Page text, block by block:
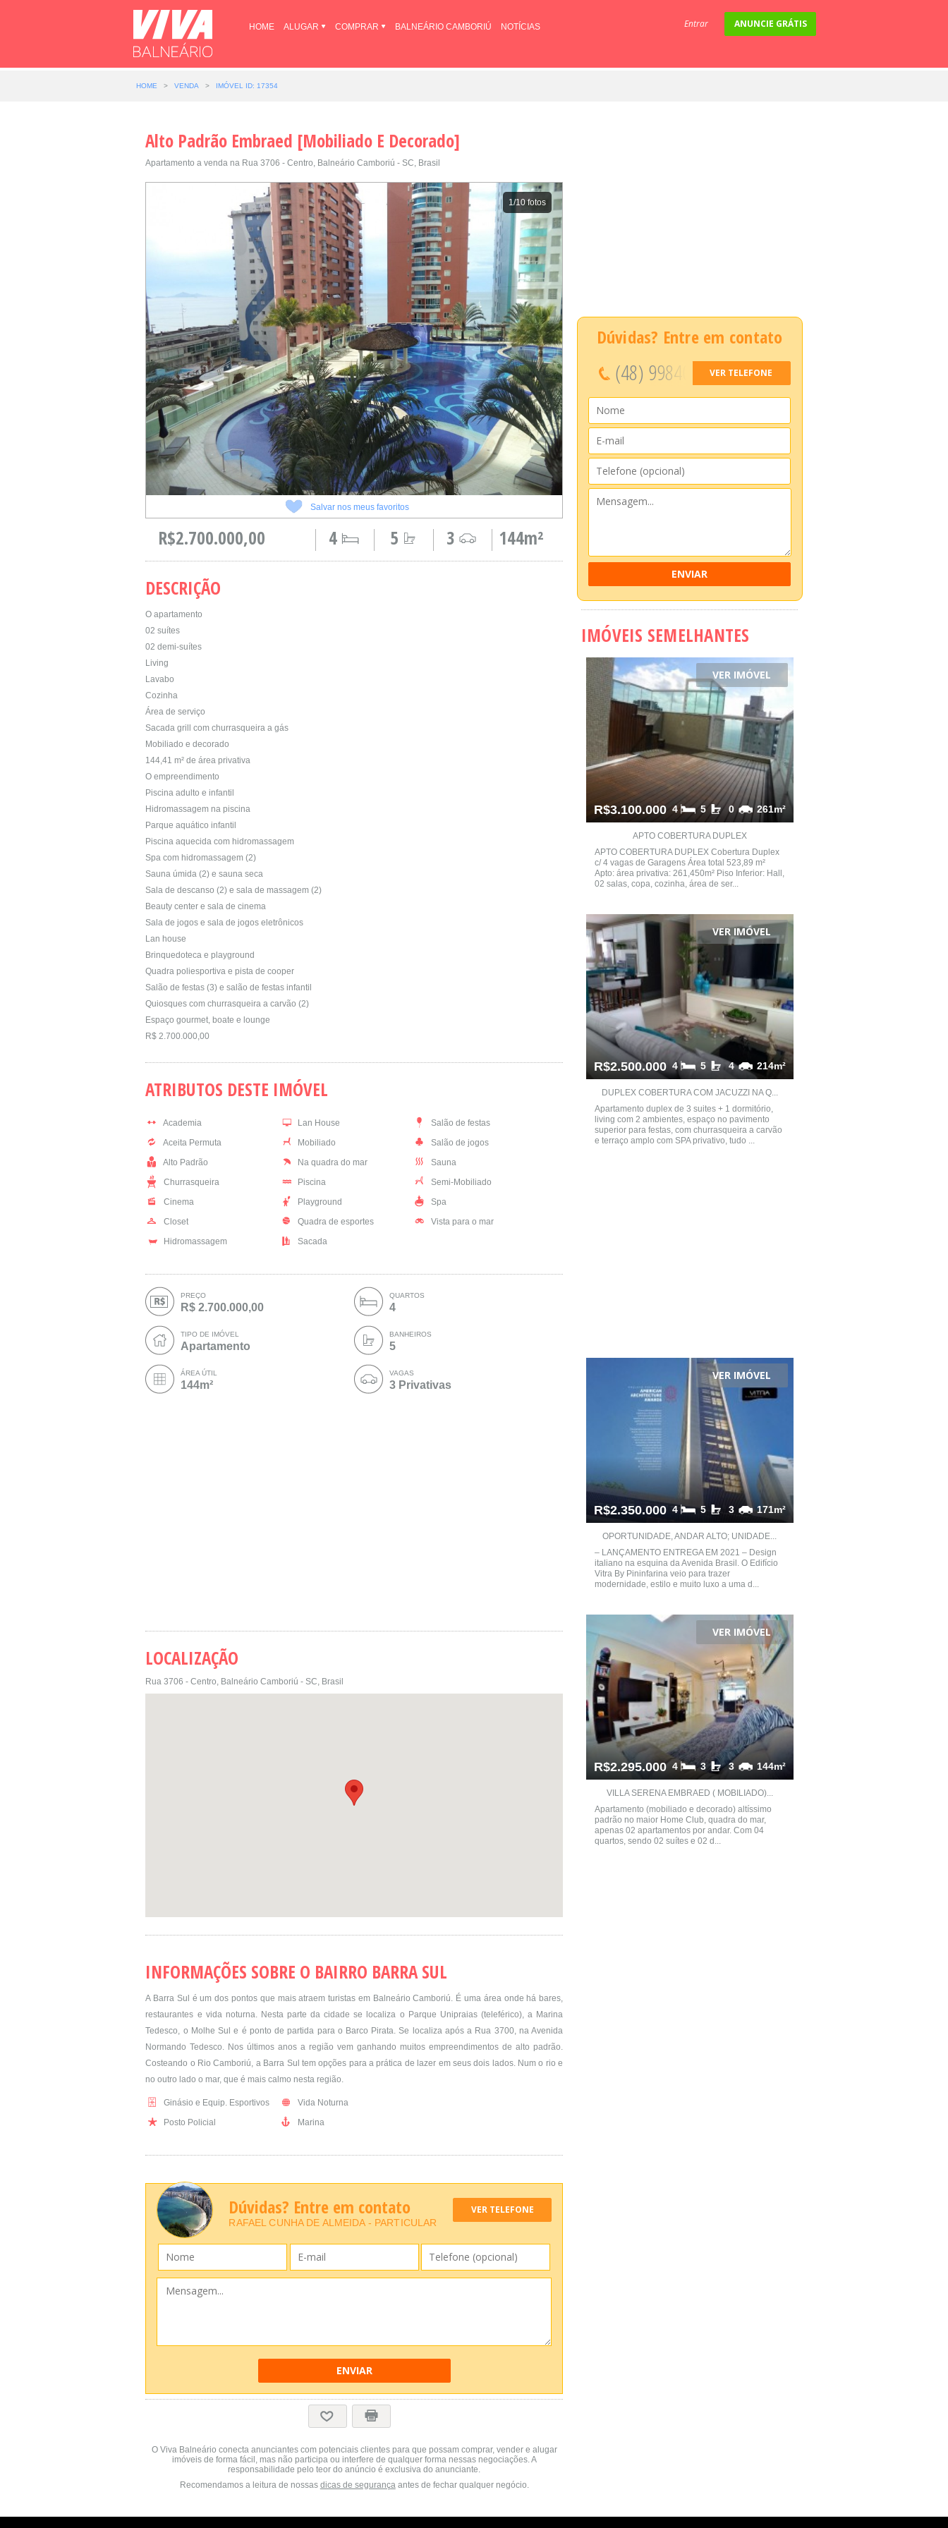
HOME ALUGAR COMPRAR BALNEÁRIO CAMBORIÚ NOTÍCIAS Entrar ANUNCIE GRÁTIS
HOME > VENDA > IMÓVEL ID: 17354
Alto Padrão Embraed [Mobiliado E Decorado]
Apartamento a venda na Rua 3706 - Centro, Balneário Camboriú - SC, Brasil
1/10 fotos
Salvar nos meus favoritos
R$2.700.000,00 144m²
3
5
4
DESCRIÇÃO
O apartamento
02 suítes
02 demi-suítes
Living
Lavabo
Cozinha
Área de serviço
Sacada grill com churrasqueira a gás
Mobiliado e decorado
144,41 m² de área privativa
O empreendimento
Piscina adulto e infantil
Hidromassagem na piscina
Parque aquático infantil
Piscina aquecida com hidromassagem
Spa com hidromassagem (2)
Sauna úmida (2) e sauna seca
Sala de descanso (2) e sala de massagem (2)
Beauty center e sala de cinema
Sala de jogos e sala de jogos eletrônicos
Lan house
Brinquedoteca e playground
Quadra poliesportiva e pista de cooper
Salão de festas (3) e salão de festas infantil
Quiosques com churrasqueira a carvão (2)
Espaço gourmet, boate e lounge
R$ 2.700.000,00
ATRIBUTOS DESTE IMÓVEL
Academia
Aceita Permuta
Alto Padrão
Churrasqueira
Cinema
Closet
Hidromassagem
Lan House
Mobiliado
Na quadra do mar
Piscina
Playground
Quadra de esportes
Sacada
Salão de festas
Salão de jogos
Sauna
Semi-Mobiliado
Spa
Vista para o mar
PREÇO
R$ 2.700.000,00
TIPO DE IMÓVEL
Apartamento
ÁREA ÚTIL
144m²
QUARTOS
4
BANHEIROS
5
VAGAS
3 Privativas
LOCALIZAÇÃO
Rua 3706 - Centro, Balneário Camboriú - SC, Brasil
INFORMAÇÕES SOBRE O BAIRRO BARRA SUL
A Barra Sul é um dos pontos que mais atraem turistas em Balneário Camboriú. É uma área onde há bares,
restaurantes e vida noturna. Nesta parte da cidade se localiza o Parque Unipraias (teleférico), a Marina
Tedesco, o Molhe Sul e é ponto de partida para o Barco Pirata. Se localiza após a Rua 3700, na Avenida
Normando Tedesco. Nos últimos anos a região vem ganhando muitos empreendimentos de alto padrão.
Costeando o Rio Camboriú, a Barra Sul tem opções para a prática de lazer em seus dois lados. Num o rio e
no outro lado o mar, que é mais calmo nesta região.
Ginásio e Equip. Esportivos
Posto Policial
Vida Noturna
Marina
VER TELEFONE
Dúvidas? Entre em contato
RAFAEL CUNHA DE ALMEIDA - PARTICULAR
ENVIAR
O Viva Balneário conecta anunciantes com potenciais clientes para que possam comprar, vender e alugar
imóveis de forma fácil, mas não participa ou interfere de qualquer forma nessas negociações. A
responsabilidade pelo teor do anúncio é exclusiva do anunciante.
Recomendamos a leitura de nossas dicas de segurançaantes de fechar qualquer negócio.
Dúvidas? Entre em contato
(48) 99840 VER TELEFONE
ENVIAR
IMÓVEIS SEMELHANTES
VER IMÓVEL
R$3.100.000 261m²
0
5
4
APTO COBERTURA DUPLEX
APTO COBERTURA DUPLEX Cobertura Duplex
c/ 4 vagas de Garagens Área total 523,89 m²
Apto: área privativa: 261,450m² Piso Inferior: Hall,
02 salas, copa, cozinha, área de ser...
VER IMÓVEL
R$2.500.000 214m²
4
5
4
DUPLEX COBERTURA COM JACUZZI NA Q...
Apartamento duplex de 3 suites + 1 dormitório,
living com 2 ambientes, espaço no pavimento
superior para festas, com churrasqueira a carvão
e terraço amplo com SPA privativo, tudo ...
VER IMÓVEL
R$2.350.000 171m²
3
5
4
OPORTUNIDADE, ANDAR ALTO; UNIDADE...
– LANÇAMENTO ENTREGA EM 2021 – Design
italiano na esquina da Avenida Brasil. O Edifício
Vitra By Pininfarina veio para trazer
modernidade, estilo e muito luxo a uma d...
VER IMÓVEL
R$2.295.000 144m²
3
3
4
VILLA SERENA EMBRAED ( MOBILIADO)...
Apartamento (mobiliado e decorado) altíssimo
padrão no maior Home Club, quadra do mar,
apenas 02 apartamentos por andar. Com 04
quartos, sendo 02 suítes e 02 d...